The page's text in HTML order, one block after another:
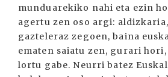
munduarekiko nahi eta ezin
agertu zen oso argi:
gazteleraz zegoen, baina
ematen saiatu zen, gurari
lortu gabe. Neurri batez